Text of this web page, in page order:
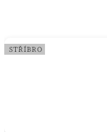
STŘÍBRO